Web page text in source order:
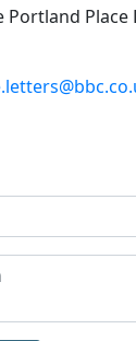
Place